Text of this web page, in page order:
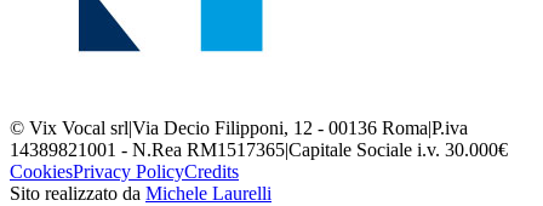
© Vix Vocal srlVia Decio Filipponi, 12 - 00136 RomaP.iva
14389821001 - N.Rea RM1517365Capitale Sociale i.v. 30.000€
CookiesPrivacy PolicyCredits
Sito realizzato da Michele Laurelli